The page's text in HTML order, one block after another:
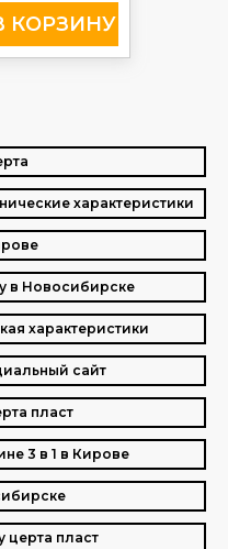
характеристики
в Новосибирске
характеристики
сайт
пласт
3 в 1 в Кирове
церта пласт